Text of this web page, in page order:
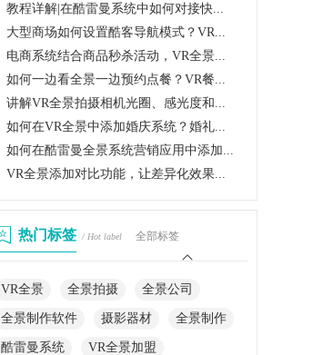
教程详解|在酷雷曼系统中如何对接快...
大型商场如何设置酷客导航模式？VR...
电商系统结合商品秒杀活动，VR全景...
如何一边看全景一边预约点餐？VR餐...
讲解VR全景拍摄相机光圈、感光度和...
如何在VR全景中添加婚庆系统？婚礼...
如何在酷雷曼全景系统营销应用中添加...
VR全景添加对比功能，让差异化效果...
热门标签 / Hot label 全部标签
VR全景 全景拍摄 全景公司
全景制作软件 摄影器材 全景制作
酷雷曼系统 VR全景加盟